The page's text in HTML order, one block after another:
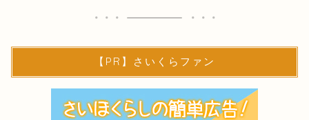
【PR】さいくらファン